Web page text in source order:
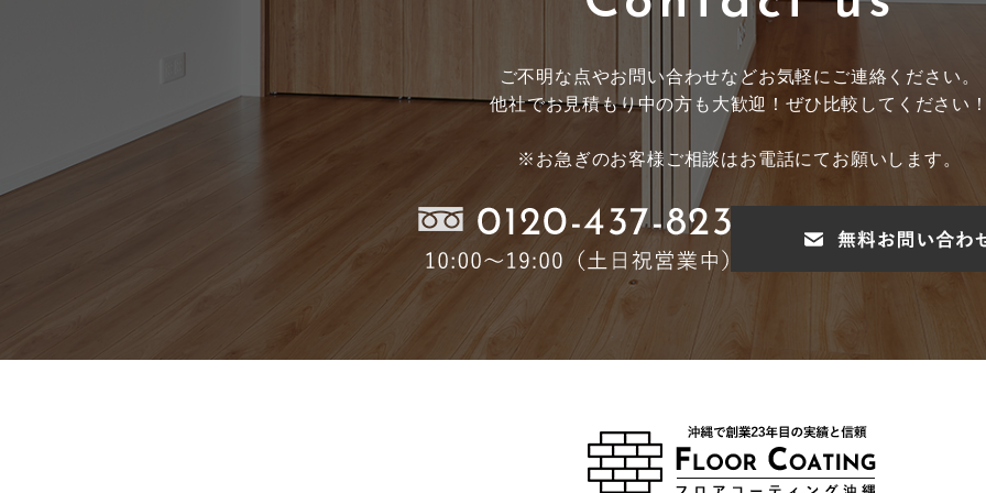
ご不明な点やお問い合わせなどお気軽にご連絡ください。
他社でお見積もり中の方も大歓迎！ ぜひ比較してください
※お急ぎのお客様ご相談はお電話にてお願いします。